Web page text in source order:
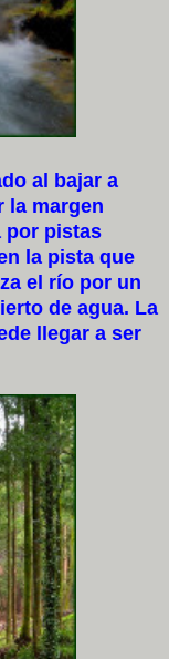
al bajar a
la margen
por pistas
la pista que
el río por un
de agua. La
llegar a ser